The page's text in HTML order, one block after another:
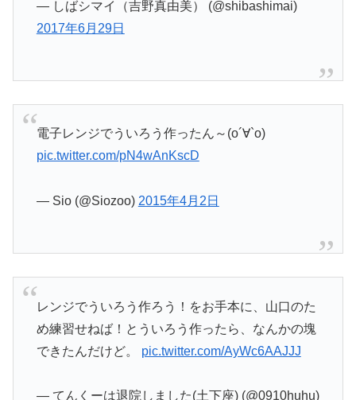
— しばシマイ（吉野真由美） (@shibashimai)
2017年6月29日
電子レンジでういろう作ったん～(о´∀`о)
pic.twitter.com/pN4wAnKscD
— Sio (@Siozoo) 2015年4月2日
レンジでういろう作ろう！をお手本に、山口のた
め練習せねば！とういろう作ったら、なんかの塊
できたんだけど。 pic.twitter.com/AyWc6AAJJJ
— てんくーは退院しました(土下座) (@0910huhu)